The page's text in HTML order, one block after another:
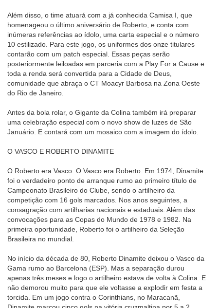
Além disso, o time atuará com a já conhecida Camisa I, que
homenageou o último aniversário de Roberto, e conta com
inúmeras referências ao ídolo, uma carta especial e o número
10 estilizado. Para este jogo, os uniformes dos onze titulares
contarão com um patch especial. Essas peças serão
posteriormente leiloadas em parceria com a Play For a Cause e
toda a renda será convertida para a Cidade de Deus,
comunidade que abraça o CT Moacyr Barbosa na Zona Oeste
do Rio de Janeiro.
Antes da bola rolar, o Gigante da Colina também irá preparar
uma celebração especial com o novo show de luzes de São
Januário. E contará com um mosaico com a imagem do ídolo.
O VASCO E ROBERTO DINAMITE
O Roberto era Vasco. O Vasco era Roberto. Em 1974, Dinamite
foi o verdadeiro ponto de arranque rumo ao primeiro título de
Campeonato Brasileiro do Clube, sendo o artilheiro da
competição com 16 gols marcados. Nos anos seguintes, a
consagração com artilharias nacionais e estaduais. Além das
convocações para as Copas do Mundo de 1978 e 1982. Na
primeira oportunidade, Roberto foi o artilheiro da Seleção
Brasileira no mundial.
No início da década de 80, Roberto Dinamite deixou o Vasco da
Gama rumo ao Barcelona (ESP). Mas a separação durou
apenas três meses e logo o artilheiro estava de volta à Colina. E
não demorou muito para que ele voltasse a explodir em festa a
torcida. Em um jogo contra o Corinthians, no Maracanã,